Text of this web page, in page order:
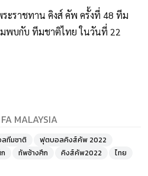
ะราชทาน คิงส์ คัพ ครั้งที่ 48 ทีม
มพบกับ ทีมชาติไทย ในวันที่ 22
MALAYSIA
ทีมชาติ
ฟุตบอลคิงส์คัพ 2022
ทัพช้างศึก คิงส์คัพ2022
ไทย